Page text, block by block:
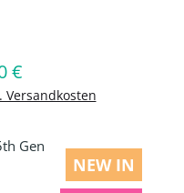
Preis:
€
Versandkosten
NEW IN